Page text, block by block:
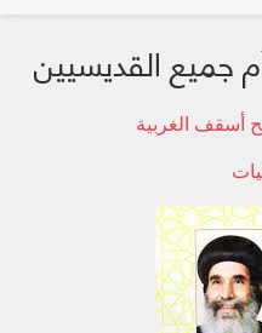
جميع القديسيين
أسقف الغربية